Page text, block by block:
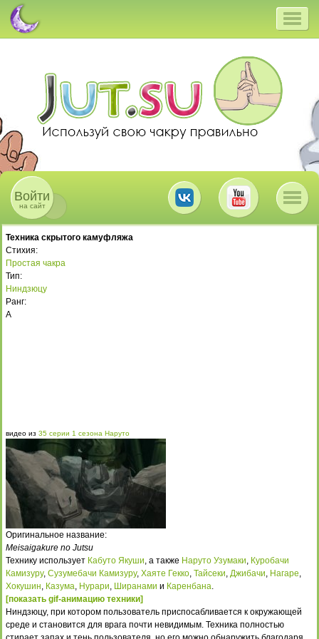
Войти
на сайт
Техника скрытого камуфляжа
Стихия:
Простая чакра
Тип:
Ниндзюцу
Ранг:
A
видео из 35 серии 1 сезона Наруто
Оригинальное название:
Meisaigakure no Jutsu
Технику использует Кабуто Якуши, а также Наруто Узумаки, Куробачи
Камизуру, Сузумебачи Камизуру, Хаяте Гекко, Тайсеки, Джибачи, Нагаре,
Хокушин, Казума, Нурари, Ширанами и Каренбана.
[показать gif-анимацию техники]
Ниндзюцу, при котором пользователь приспосабливается к окружающей
среде и становится для врага почти невидимым. Техника полностью